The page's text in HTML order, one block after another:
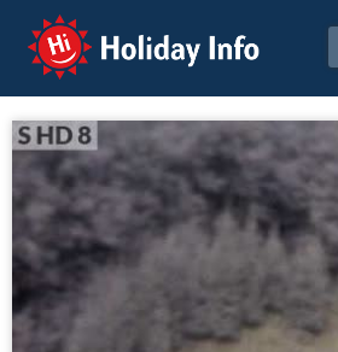
Holiday Info